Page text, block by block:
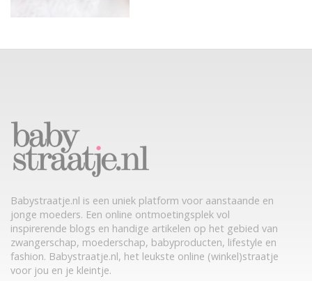
Babystraatje.nl is een uniek platform voor aanstaande en
jonge moeders. Een online ontmoetingsplek vol
inspirerende blogs en handige artikelen op het gebied van
zwangerschap, moederschap, babyproducten, lifestyle en
fashion. Babystraatje.nl, het leukste online (winkel)straatje
voor jou en je kleintje.